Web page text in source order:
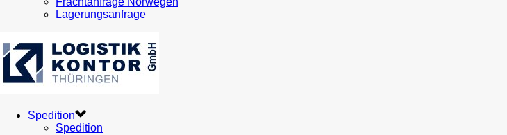
Lagerungsanfrage
Spedition
Spedition